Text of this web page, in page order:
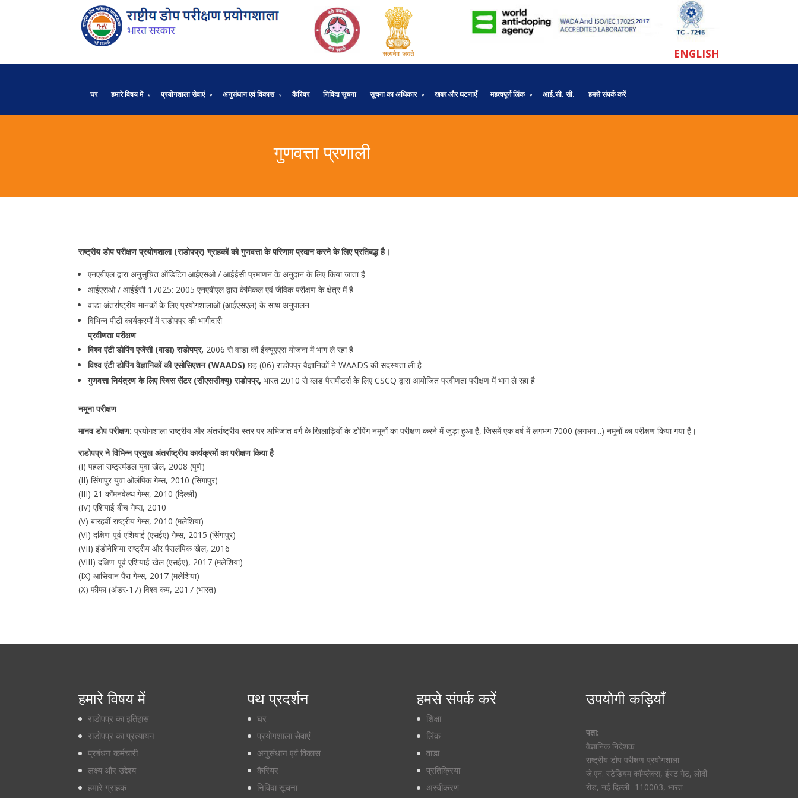
ENGLISH
घर हमारे विषय में प्रयोगशाला सेवाएं अनुसंधान एवं विकास कैरियर निविदा सूचना सूचना का अधिकार खबर और घटनाएँ महत्वपूर्ण लिंक आई.सी. सी. हमसे संपर्क करें
गुणवत्ता प्रणाली
राष्ट्रीय डोप परीक्षण प्रयोगशाला (राडोपप्र) ग्राहकों को गुणवत्ता के परिणाम प्रदान करने के लिए प्रतिबद्ध है।
एनएबीएल द्वारा अनुसूचित ऑडिटिंग आईएसओ / आईईसी प्रमाणन के अनुदान के लिए किया जाता है
आईएसओ / आईईसी 17025: 2005 एनएबीएल द्वारा केमिकल एवं जैविक परीक्षण के क्षेत्र में है
वाडा अंतर्राष्ट्रीय मानकों के लिए प्रयोगशालाओं (आईएसएल) के साथ अनुपालन
विभिन्न पीटी कार्यक्रमों में राडोपप्र की भागीदारी
प्रवीणता परीक्षण
विश्व एंटी डोपिंग एजेंसी (वाडा) राडोपप्र, 2006 से वाडा की ईक्यूएएस योजना में भाग ले रहा है
विश्व एंटी डोपिंग वैज्ञानिकों की एसोसिएशन (WAADS) छह (06) राडोपप्र वैज्ञानिकों ने WAADS की सदस्यता ली है
गुणवत्ता नियंत्रण के लिए स्विस सेंटर (सीएससीक्यू) राडोपप्र, भारत 2010 से ब्लड पैरामीटर्स के लिए CSCQ द्वारा आयोजित प्रवीणता परीक्षण में भाग ले रहा है
नमूना परीक्षण
मानव डोप परीक्षण: प्रयोगशाला राष्ट्रीय और अंतर्राष्ट्रीय स्तर पर अभिजात वर्ग के खिलाड़ियों के डोपिंग नमूनों का परीक्षण करने में जुड़ा हुआ है, जिसमें एक वर्ष में लगभग 7000 (लगभग ..) नमूनों का परीक्षण किया गया है।
राडोपप्र ने विभिन्न प्रमुख अंतर्राष्ट्रीय कार्यक्रमों का परीक्षण किया है
(I) पहला राष्ट्रमंडल युवा खेल, 2008 (पुणे)
(II) सिंगापुर युवा ओलंपिक गेम्स, 2010 (सिंगापुर)
(III) 21 कॉमनवेल्थ गेम्स, 2010 (दिल्ली)
(IV) एशियाई बीच गेम्स, 2010
(V) बारहवीं राष्ट्रीय गेम्स, 2010 (मलेशिया)
(VI) दक्षिण-पूर्व एशियाई (एसईए) गेम्स, 2015 (सिंगापुर)
(VII) इंडोनेशिया राष्ट्रीय और पैरालंपिक खेल, 2016
(VIII) दक्षिण-पूर्व एशियाई खेल (एसईए), 2017 (मलेशिया)
(IX) आसियान पैरा गेम्स, 2017 (मलेशिया)
(X) फीफा (अंडर-17) विश्व कप, 2017 (भारत)
हमारे विषय में
राडोपप्र का इतिहास
राडोपप्र का प्रत्यायन
प्रबंधन कर्मचारी
लक्ष्य और उद्देश्य
हमारे ग्राहक
पथ प्रदर्शन
घर
प्रयोगशाला सेवाएं
अनुसंधान एवं विकास
कैरियर
निविदा सूचना
हमसे संपर्क करें
शिक्षा
लिंक
वाडा
प्रतिक्रिया
अस्वीकरण
उपयोगी कड़ियाँ
पता:
वैज्ञानिक निदेशक
राष्ट्रीय डोप परीक्षण प्रयोगशाला
जे.एन. स्टेडियम कॉम्प्लेक्स, ईस्ट गेट, लोदी
रोड, नई दिल्ली -110003, भारत